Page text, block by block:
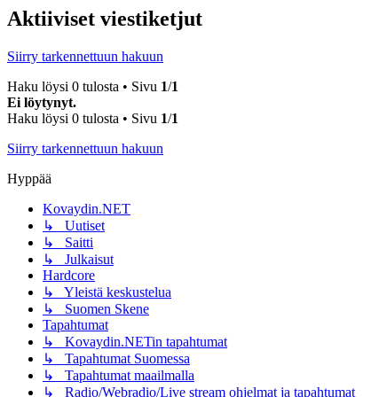
Aktiiviset viestiketjut
Siirry tarkennettuun hakuun
Haku löysi 0 tulosta • Sivu 1/1
Ei löytynyt.
Haku löysi 0 tulosta • Sivu 1/1
Siirry tarkennettuun hakuun
Hyppää
Kovaydin.NET
↳ Uutiset
↳ Saitti
↳ Julkaisut
Hardcore
↳ Yleistä keskustelua
↳ Suomen Skene
Tapahtumat
↳ Kovaydin.NETin tapahtumat
↳ Tapahtumat Suomessa
↳ Tapahtumat maailmalla
↳ Radio/Webradio/Live stream ohjelmat ja tapahtumat